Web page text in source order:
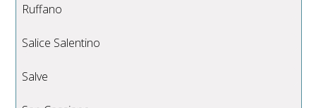
Ruffano
Salice Salentino
Salve